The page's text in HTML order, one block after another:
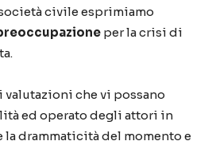
civile esprimiamo
per la crisi di
che vi possano
ed operato degli attori in
drammaticità del momento e